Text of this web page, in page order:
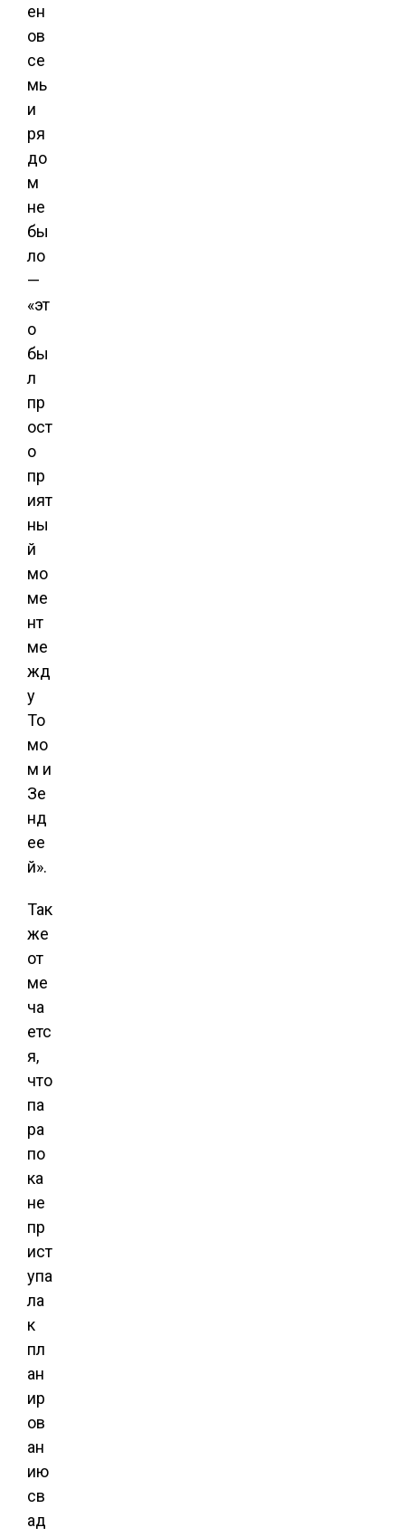
ен
ов
се
мь
и
ря
до
м
не
бы
ло
—
«эт
о
бы
л
пр
ост
о
пр
ият
ны
й
мо
ме
нт
ме
жд
у
То
мо
м и
Зе
нд
ее
й».
Так
же
от
ме
ча
етс
я,
что
па
ра
по
ка
не
пр
ист
упа
ла
к
пл
ан
ир
ов
ан
ию
св
ад